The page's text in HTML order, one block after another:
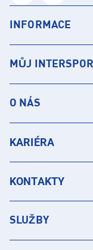
INFORMACE
MŮJ
O NÁS
KARIÉRA
KONTAKTY
SLUŽBY